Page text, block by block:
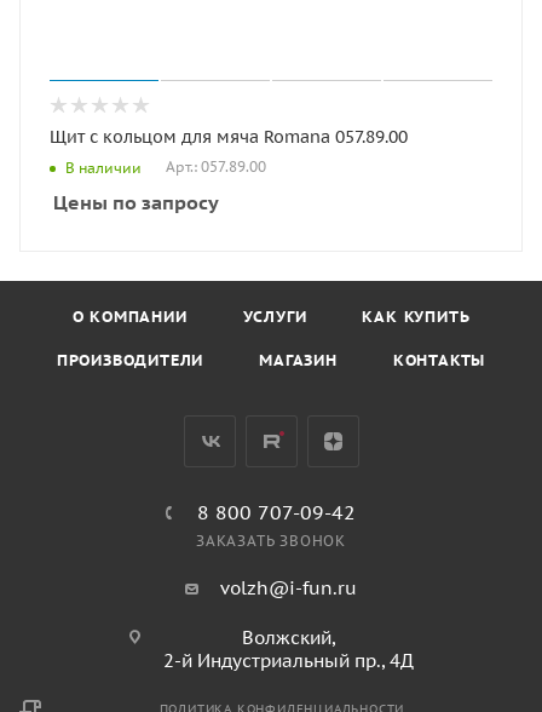
Щит с кольцом для мяча Romana 057.89.00
В наличии Арт.: 057.89.00
Цены по запросу
О КОМПАНИИ УСЛУГИ КАК КУПИТЬ
ПРОИЗВОДИТЕЛИ МАГАЗИН КОНТАКТЫ
8 800 707-09-42
ЗАКАЗАТЬ ЗВОНОК
volzh@i-fun.ru
Волжский,
2-й Индустриальный пр., 4Д